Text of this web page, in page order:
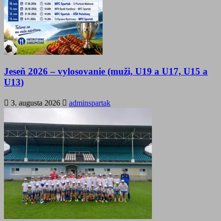
Jeseň 2026 – vylosovanie (muži, U19 a U17, U15 a
U13)
3. augusta 2026 adminspartak